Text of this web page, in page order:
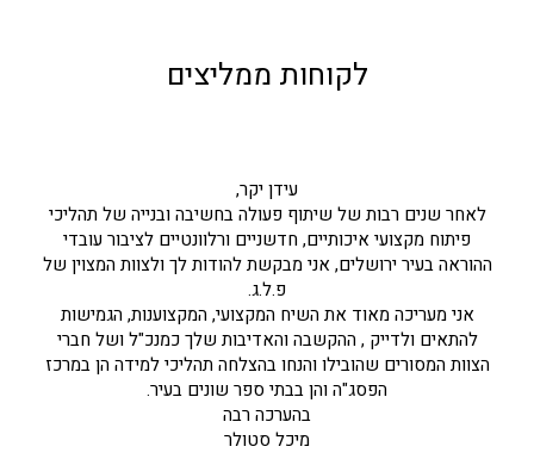
לקוחות ממליצים
עידן יקר,
לאחר שנים רבות של שיתוף פעולה בחשיבה ובנייה של תהליכי
פיתוח מקצועי איכותיים, חדשניים ורלוונטיים לציבור עובדי
ההוראה בעיר ירושלים, אני מבקשת להודות לך ולצוות המצוין של
פ.ל.ג.
אני מעריכה מאוד את השיח המקצועי, המקצוענות, הגמישות
להתאים ולדייק , ההקשבה והאדיבות שלך כמנכ"ל ושל חברי
הצוות המסורים שהובילו והנחו בהצלחה תהליכי למידה הן במרכז
הפסג"ה והן בבתי ספר שונים בעיר.
בהערכה רבה
מיכל סטולר